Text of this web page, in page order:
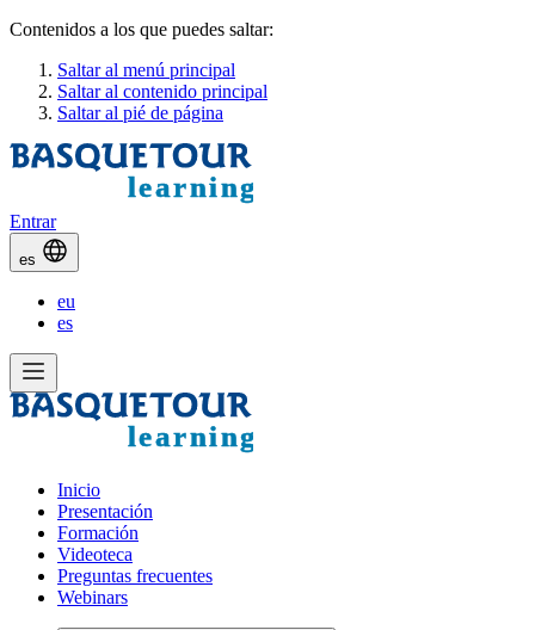
Contenidos a los que puedes saltar:
Saltar al menú principal
Saltar al contenido principal
Saltar al pié de página
Entrar
es
eu
es
Inicio
Presentación
Formación
Videoteca
Preguntas frecuentes
Webinars